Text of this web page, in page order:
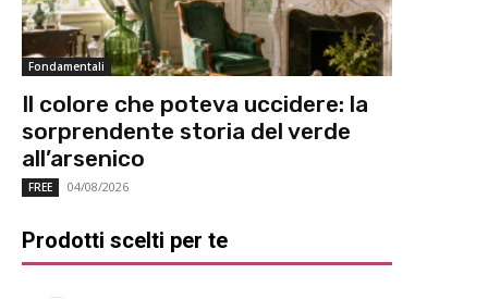
Fondamentali
Il colore che poteva uccidere: la
sorprendente storia del verde
all’arsenico
FREE 04/08/2026
Prodotti scelti per te